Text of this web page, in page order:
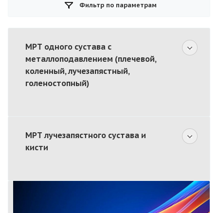
Фильтр по параметрам
МРТ одного сустава с
металлоподавлением (плечевой,
коленный, лучезапястный,
голеностопный)
МРТ лучезапястного сустава и
кисти